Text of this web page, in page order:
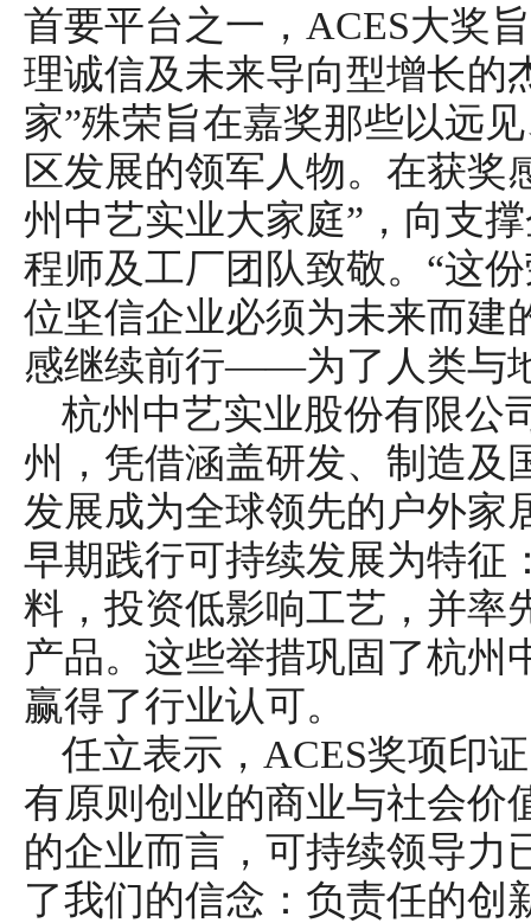
首要平台之一，ACES大奖
理诚信及未来导向型增长的
家”殊荣旨在嘉奖那些以远
区发展的领军人物。在获奖
州中艺实业大家庭”，向支
程师及工厂团队致敬。“这
位坚信企业必须为未来而建
感继续前行——为了人类与
杭州中艺实业股份有限公
州，凭借涵盖研发、制造及
发展成为全球领先的户外家
早期践行可持续发展为特征
料，投资低影响工艺，并率
产品。这些举措巩固了杭州
赢得了行业认可。
任立表示，ACES奖项印
有原则创业的商业与社会价
的企业而言，可持续领导力
了我们的信念：负责任的创